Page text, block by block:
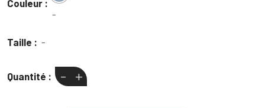
Couleur :
-
Taille : -
Quantité :
quantité
- +